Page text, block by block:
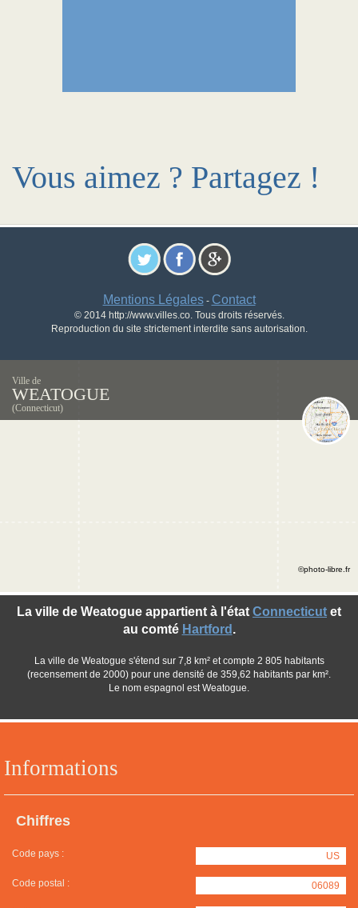
Vous aimez ? Partagez !
Mentions Légales- Contact
© 2014 http://www.villes.co. Tous droits réservés.
Reproduction du site strictement interdite sans autorisation.
Ville de
WEATOGUE
(Connecticut)
Informations
Chiffres
Code pays : US
Code postal : 06089
La ville de Weatogue appartient à l'état Connecticut et
au comté Hartford .
La ville de Weatogue s'étend sur 7,8 km² et compte 2 805 habitants
(recensement de 2000) pour une densité de 359,62 habitants par km².
Le nom espagnol est Weatogue.
©photo-libre.fr